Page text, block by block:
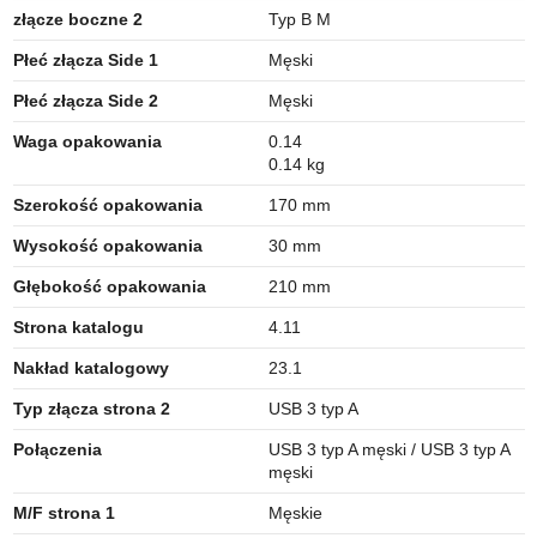
złącze boczne 2 Typ B M
Płeć złącza Side 1 Męski
Płeć złącza Side 2 Męski
Waga opakowania
0.14
0.14 kg
Szerokość opakowania 170 mm
Wysokość opakowania 30 mm
Głębokość opakowania 210 mm
Strona katalogu 4.11
Nakład katalogowy 23.1
Typ złącza strona 2 USB 3 typ A
Połączenia
USB 3 typ A męski / USB 3 typ A
męski
M/F strona 1 Męskie